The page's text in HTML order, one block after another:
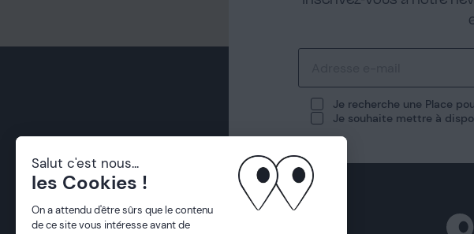
Je recherche une Place
Je souhaite mettre à